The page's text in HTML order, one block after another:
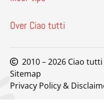
Over Ciao tutti
2010 – 2026 Ciao tutti
Sitemap
Privacy Policy &